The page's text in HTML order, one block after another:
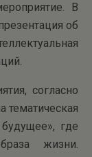
В
об
согласно
тематическая
где
жизни.